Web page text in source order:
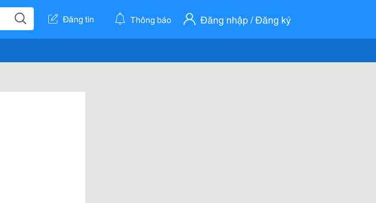
Đăng tin Thông báo Đăng nhập / Đăng ký